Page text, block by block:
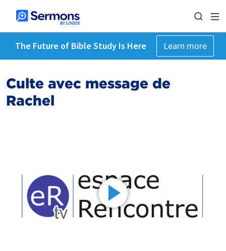
The Future of Bible Study Is Here Learn more
Culte avec message de
Rachel